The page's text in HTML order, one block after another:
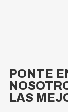
PONTE
LAS